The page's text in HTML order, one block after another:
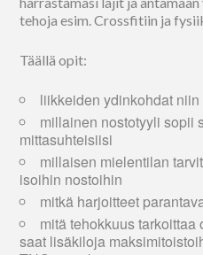
tehoja esim. Crossfitiin ja
Täällä opit:
liikkeiden ydinkohdat
millainen nostotyyli sopii
mittasuhteisiisi
millaisen mielentilan
isoihin nostoihin
mitkä harjoitteet
mitä tehokkuus
saat lisäkiloja